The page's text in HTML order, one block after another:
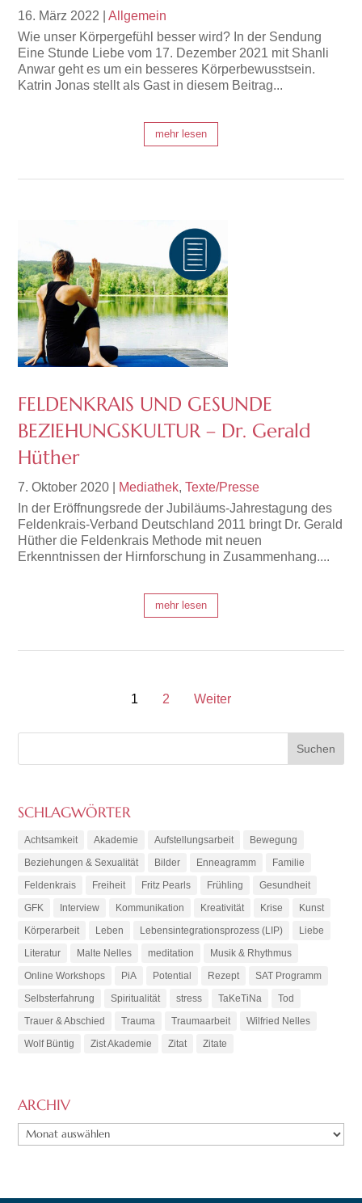
16. März 2022 |Allgemein
Wie unser Körpergefühl besser wird? In der Sendung
Eine Stunde Liebe vom 17. Dezember 2021 mit Shanli
Anwar geht es um ein besseres Körperbewusstsein.
Katrin Jonas stellt als Gast in diesem Beitrag...
mehr lesen
FELDENKRAIS UND GESUNDE
BEZIEHUNGSKULTUR – Dr. Gerald
Hüther
7. Oktober 2020 Mediathek,Texte/Presse
In der Eröffnungsrede der Jubiläums-Jahrestagung des
Feldenkrais-Verband Deutschland 2011 bringt Dr. Gerald
Hüther die Feldenkrais Methode mit neuen
Erkenntnissen der Hirnforschung in Zusammenhang....
mehr lesen
1 2 Weiter
SCHLAGWÖRTER
Achtsamkeit Akademie Aufstellungsarbeit
Bewegung
Beziehungen & Sexualität
Bilder Enneagramm
Familie
Feldenkrais
Freiheit Fritz Pearls Frühling
Gesundheit
GFK
Interview Kommunikation Kreativität Krise
Kunst
Körperarbeit
Leben Lebensintegrationsprozess (LIP)
Liebe
Literatur
Malte Nelles meditation
Musik & Rhythmus
Online Workshops
PiA Potential Rezept
SAT Programm
Selbsterfahrung
Spiritualität stress TaKeTiNa
Tod
Trauer & Abschied
Trauma Traumaarbeit
Wilfried Nelles
Wolf Büntig
Zist Akademie Zitat Zitate
ARCHIV
ARCHIV